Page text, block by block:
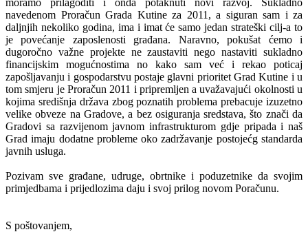
navedenom Proračun Grada Kutine za 2011, a siguran sam i za
daljnjih nekoliko godina, ima i imat će samo jedan strateški cilj-a to
je povećanje zaposlenosti građana. Naravno, pokušat ćemo i
dugoročno važne projekte ne zaustaviti nego nastaviti sukladno
financijskim mogućnostima no kako sam već i rekao poticaj
zapošljavanju i gospodarstvu postaje glavni prioritet Grad Kutine i u
tom smjeru je Proračun 2011 i pripremljen a uvažavajući okolnosti u
kojima središnja država zbog poznatih problema prebacuje izuzetno
velike obveze na Gradove, a bez osiguranja sredstava, što znači da
Gradovi sa razvijenom javnom infrastrukturom gdje pripada i naš
Grad imaju dodatne probleme oko zadržavanje postojećg standarda
javnih usluga.
Pozivam sve građane, udruge, obrtnike i poduzetnike da svojim
primjedbama i prijedlozima daju i svoj prilog novom Poračunu.
S poštovanjem,